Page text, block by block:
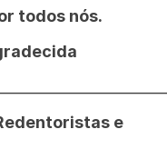
todos nós.
e